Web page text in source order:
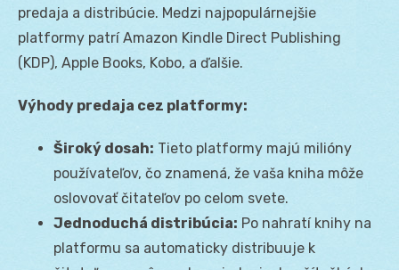
predaja a distribúcie. Medzi najpopulárnejšie
platformy patrí Amazon Kindle Direct Publishing
(KDP), Apple Books, Kobo, a ďalšie.
Výhody predaja cez platformy:
Široký dosah: Tieto platformy majú milióny
používateľov, čo znamená, že vaša kniha môže
oslovovať čitateľov po celom svete.
Jednoduchá distribúcia: Po nahratí knihy na
platformu sa automaticky distribuuje k